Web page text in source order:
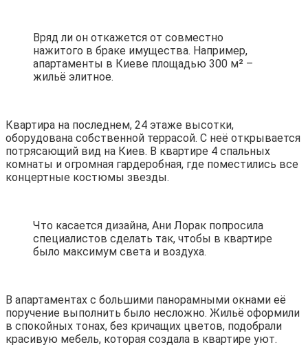
Вряд ли он откажется от совместно
нажитого в браке имущества. Например,
апартаменты в Киеве площадью 300 м² –
жильё элитное.
Квартира на последнем, 24 этаже высотки,
оборудована собственной террасой. С неё открывается
потрясающий вид на Киев. В квартире 4 спальных
комнаты и огромная гардеробная, где поместились все
концертные костюмы звезды.
Что касается дизайна, Ани Лорак попросила
специалистов сделать так, чтобы в квартире
было максимум света и воздуха.
В апартаментах с большими панорамными окнами её
поручение выполнить было несложно. Жильё оформили
в спокойных тонах, без кричащих цветов, подобрали
красивую мебель, которая создала в квартире уют.